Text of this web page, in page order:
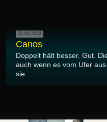
22.01.2022
Canos
Doppelt hält besser. Gut.
auch wenn es vom Ufer
sie...